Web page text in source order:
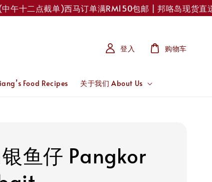
二点截单)西马订单满RM150包邮 | 邦咯岛现货直送！
Food Recipes 关于我们 About Us
登入 购物车
鱼仔 Pangkor